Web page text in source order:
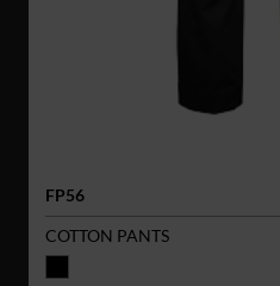
FP56
COTTON PANTS